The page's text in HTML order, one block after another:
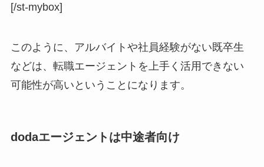
[/st-mybox]
このように、アルバイトや社員経験がない既卒生
などは、転職エージェントを上手く活用できない
可能性が高いということになります。
dodaエージェントは中途者向け